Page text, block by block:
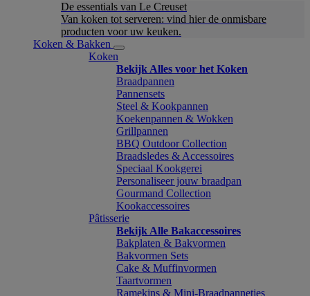
De essentials van Le Creuset
Van koken tot serveren: vind hier de onmisbare
producten voor uw keuken.
Koken & Bakken
Koken
Bekijk Alles voor het Koken
Braadpannen
Pannensets
Steel & Kookpannen
Koekenpannen & Wokken
Grillpannen
BBQ Outdoor Collection
Braadsledes & Accessoires
Speciaal Kookgerei
Personaliseer jouw braadpan
Gourmand Collection
Kookaccessoires
Pâtisserie
Bekijk Alle Bakaccessoires
Bakplaten & Bakvormen
Bakvormen Sets
Cake & Muffinvormen
Taartvormen
Ramekins & Mini-Braadpannetjes